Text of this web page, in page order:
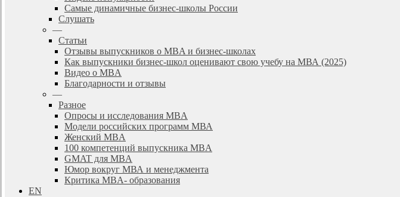
Самые динамичные бизнес-школы России
Слушать
—
Статьи
Отзывы выпускников о MBA и бизнес-школах
Как выпускники бизнес-школ оценивают свою учебу на МВА (2025)
Видео о MBA
Благодарности и отзывы
—
Разное
Опросы и исследования MBA
Модели российских программ МВА
Женский MBA
100 компетенций выпускника MBA
GMAT для MBA
Юмор вокруг МВА и менеджмента
Критика MBA- образования
EN